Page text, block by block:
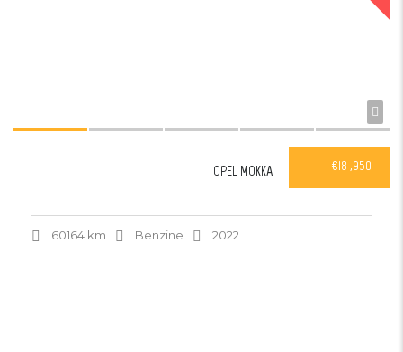
€18 ,950
OPEL MOKKA
60164 km Benzine 2022